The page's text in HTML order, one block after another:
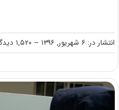
انتشار در: ۶ شهریور, ۱۳۹۶ -- ۱,۵۲۰ دیدگاه